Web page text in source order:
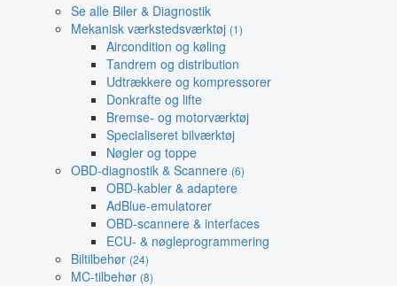
Se alle Biler & Diagnostik
Mekanisk værkstedsværktøj (1)
Aircondition og køling
Tandrem og distribution
Udtrækkere og kompressorer
Donkrafte og lifte
Bremse- og motorværktøj
Specialiseret bilværktøj
Nøgler og toppe
OBD-diagnostik & Scannere (6)
OBD-kabler & adaptere
AdBlue-emulatorer
OBD-scannere & interfaces
ECU- & nøgleprogrammering
Biltilbehør (24)
MC-tilbehør (8)